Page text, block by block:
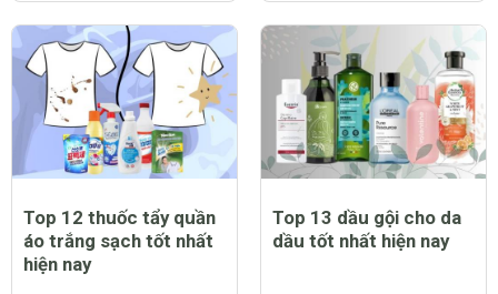
Top 12 thuốc tẩy quần
áo trắng sạch tốt nhất
hiện nay
Top 13 dầu gội cho da
dầu tốt nhất hiện nay